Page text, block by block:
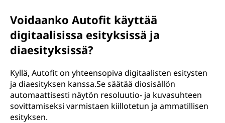
Voidaanko Autofit käyttää
digitaalisissa esityksissä ja
diaesityksissä?
Kyllä, Autofit on yhteensopiva digitaalisten esitysten
ja diaesityksen kanssa.Se säätää diosisällön
automaattisesti näytön resoluutio- ja kuvasuhteen
sovittamiseksi varmistaen kiillotetun ja ammatillisen
esityksen.